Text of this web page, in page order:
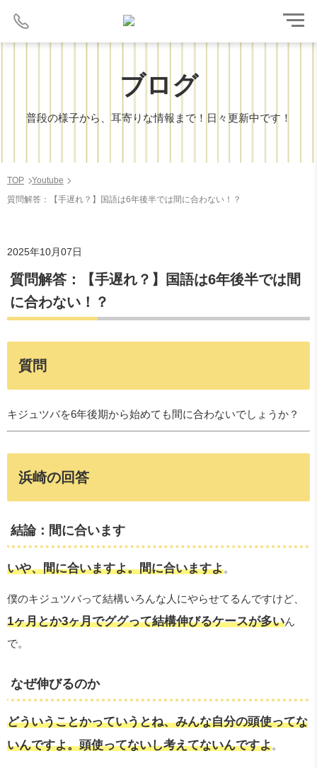
ブログ
普段の様子から、耳寄りな情報まで！日々更新中です！
TOP
Youtube
質問解答：【手遅れ？】国語は6年後半では間に合わない！？
2025年10月07日
質問解答：【手遅れ？】国語は6年後半では間
に合わない！？
質問
キジュツバを6年後期から始めても間に合わないでしょうか？
浜崎の回答
結論：間に合います
いや、間に合いますよ。間に合いますよ。
僕のキジュツバって結構いろんな人にやらせてるんですけど、
1ヶ月とか3ヶ月でググって結構伸びるケースが多いん
で。
なぜ伸びるのか
どういうことかっていうとね、みんな自分の頭使ってな
いんですよ。頭使ってないし考えてないんですよ。